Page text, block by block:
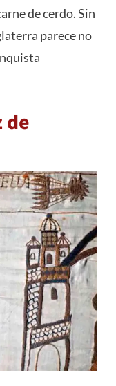
de cerdo. Sin
parece no
de